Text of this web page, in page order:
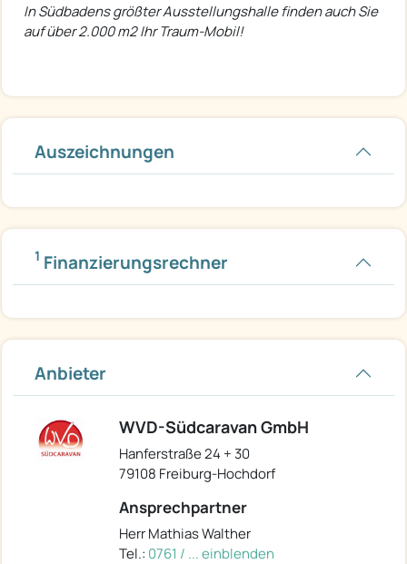
In Südbadens größter Ausstellungshalle finden auch Sie
auf über 2.000 m2 Ihr Traum-Mobil!
Auszeichnungen
1 Finanzierungsrechner
Anbieter
WVD-Südcaravan GmbH
Hanferstraße 24 + 30
79108 Freiburg-Hochdorf
Ansprechpartner
Herr Mathias Walther
Tel.: 0761 / ... einblenden